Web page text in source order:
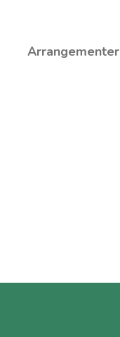
Arrangementer